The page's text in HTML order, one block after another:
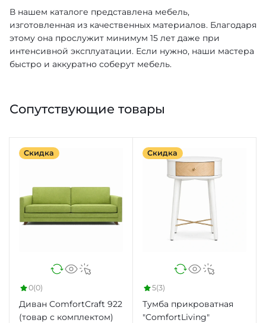
В нашем каталоге представлена мебель,
изготовленная из качественных материалов. Благодаря
этому она прослужит минимум 15 лет даже при
интенсивной эксплуатации. Если нужно, наши мастера
быстро и аккуратно соберут мебель.
Сопутствующие товары
Скидка
0(0)
Диван ComfortCraft 922
(товар с комплектом)
Скидка
5(3)
Тумба прикроватная
"ComfortLiving"